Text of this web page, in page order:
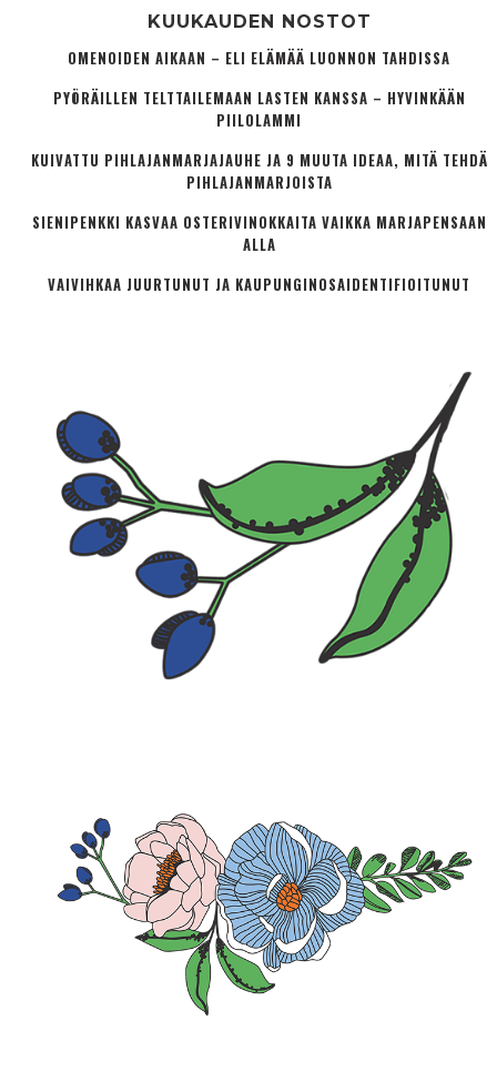
KUUKAUDEN NOSTOT
OMENOIDEN AIKAAN – ELI ELÄMÄÄ LUONNON TAHDISSA
PYÖRÄILLEN TELTTAILEMAAN LASTEN KANSSA – HYVINKÄÄN
PIILOLAMMI
KUIVATTU PIHLAJANMARJAJAUHE JA 9 MUUTA IDEAA, MITÄ TEHDÄ
PIHLAJANMARJOISTA
SIENIPENKKI KASVAA OSTERIVINOKKAITA VAIKKA MARJAPENSAAN
ALLA
VAIVIHKAA JUURTUNUT JA KAUPUNGINOSA­IDENTIFIOITUNUT